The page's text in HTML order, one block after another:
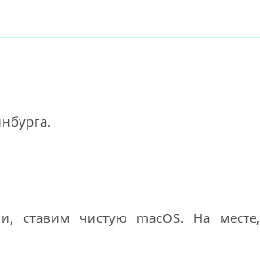
ставим чистую macOS. На месте,